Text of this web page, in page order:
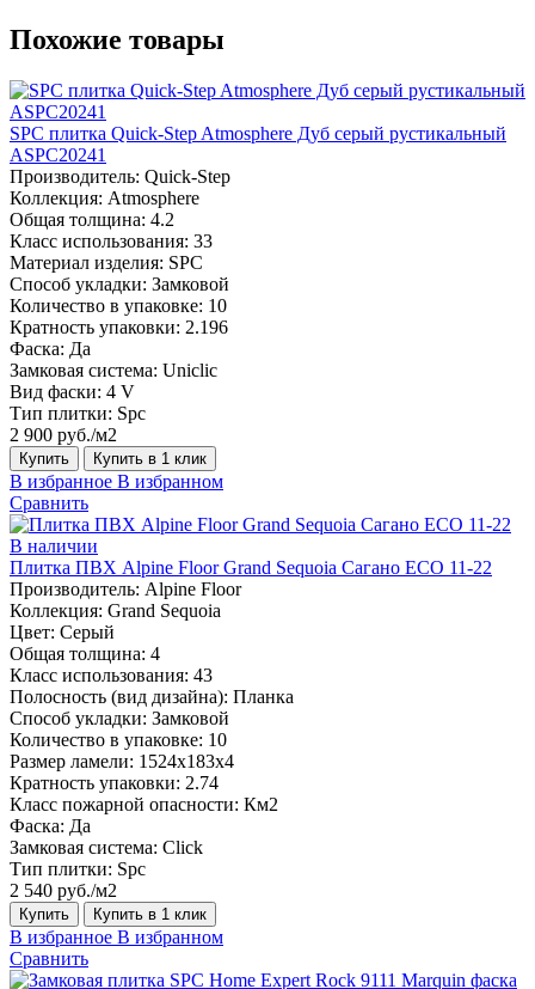
Похожие товары
SPC плитка Quick-Step Atmosphere Дуб серый рустикальный
ASPC20241
Производитель: Quick-Step
Коллекция: Atmosphere
Общая толщина: 4.2
Класс использования: 33
Материал изделия: SPC
Способ укладки: Замковой
Количество в упаковке: 10
Кратность упаковки: 2.196
Фаска: Да
Замковая система: Uniclic
Вид фаски: 4 V
Тип плитки: Spc
2 900 руб./м2
Купить Купить в 1 клик
В избранное В избранном
Сравнить
В наличии
Плитка ПВХ Alpine Floor Grand Sequoia Сагано ECO 11-22
Производитель: Alpine Floor
Коллекция: Grand Sequoia
Цвет: Серый
Общая толщина: 4
Класс использования: 43
Полосность (вид дизайна): Планка
Способ укладки: Замковой
Количество в упаковке: 10
Размер ламели: 1524х183х4
Кратность упаковки: 2.74
Класс пожарной опасности: Км2
Фаска: Да
Замковая система: Click
Тип плитки: Spc
2 540 руб./м2
Купить Купить в 1 клик
В избранное В избранном
Сравнить